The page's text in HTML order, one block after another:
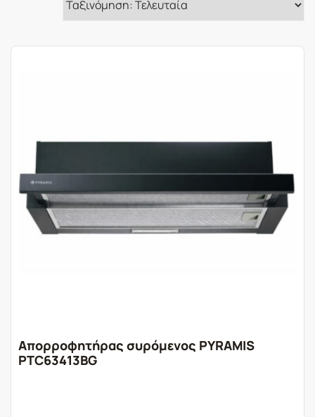
Απορροφητήρας συρόμενος PYRAMIS
PTC63413BG